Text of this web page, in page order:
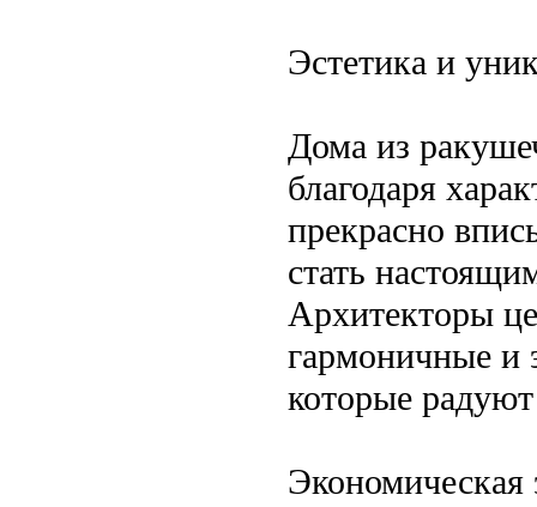
Эстетика и
Дома из
благодаря
прекрасно
стать
Архитекторы
гармоничные и
которые
Экономическая